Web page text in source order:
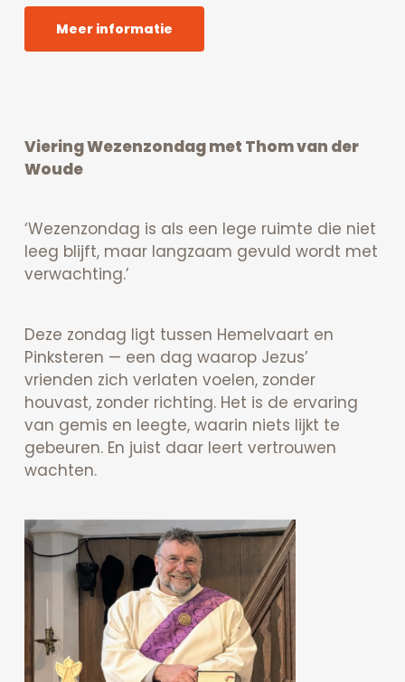
Meer informatie
Viering Wezenzondag met Thom van der
Woude
‘Wezenzondag is als een lege ruimte die niet
leeg blijft, maar langzaam gevuld wordt met
verwachting.’
Deze zondag ligt tussen Hemelvaart en
Pinksteren — een dag waarop Jezus’
vrienden zich verlaten voelen, zonder
houvast, zonder richting. Het is de ervaring
van gemis en leegte, waarin niets lijkt te
gebeuren. En juist daar leert vertrouwen
wachten.